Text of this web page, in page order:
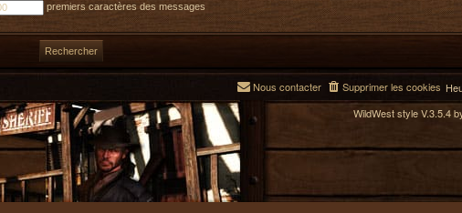
premiers caractères des messages
Supprimer les cookies
Nous contacter
WildWest style V.3.5.4